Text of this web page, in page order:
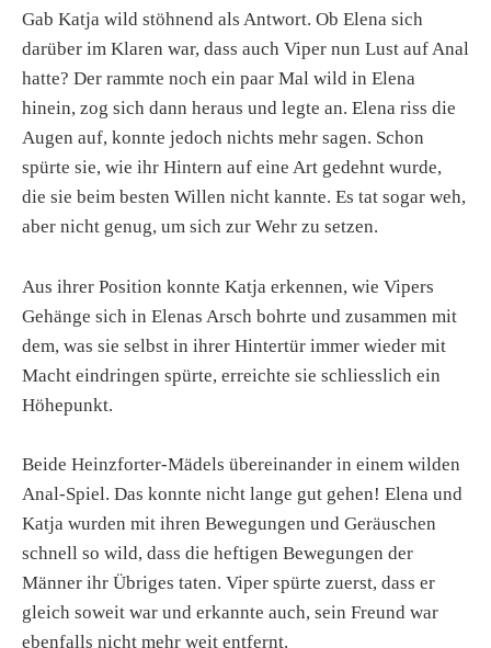
Gab Katja wild stöhnend als Antwort. Ob Elena sich
darüber im Klaren war, dass auch Viper nun Lust auf Anal
hatte? Der rammte noch ein paar Mal wild in Elena
hinein, zog sich dann heraus und legte an. Elena riss die
Augen auf, konnte jedoch nichts mehr sagen. Schon
spürte sie, wie ihr Hintern auf eine Art gedehnt wurde,
die sie beim besten Willen nicht kannte. Es tat sogar weh,
aber nicht genug, um sich zur Wehr zu setzen.
Aus ihrer Position konnte Katja erkennen, wie Vipers
Gehänge sich in Elenas Arsch bohrte und zusammen mit
dem, was sie selbst in ihrer Hintertür immer wieder mit
Macht eindringen spürte, erreichte sie schliesslich ein
Höhepunkt.
Beide Heinzforter-Mädels übereinander in einem wilden
Anal-Spiel. Das konnte nicht lange gut gehen! Elena und
Katja wurden mit ihren Bewegungen und Geräuschen
schnell so wild, dass die heftigen Bewegungen der
Männer ihr Übriges taten. Viper spürte zuerst, dass er
gleich soweit war und erkannte auch, sein Freund war
ebenfalls nicht mehr weit entfernt.